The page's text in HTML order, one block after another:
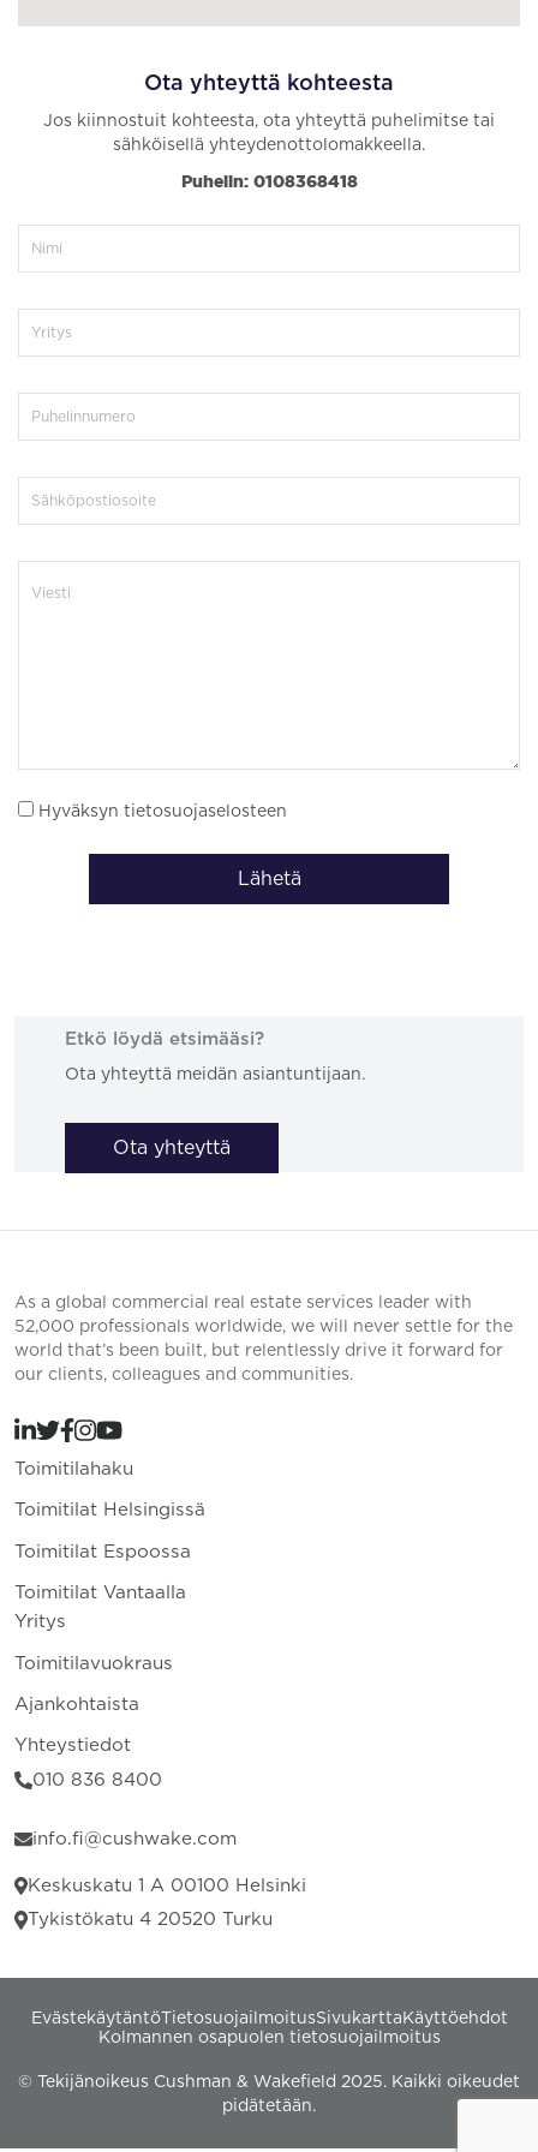
Ota yhteyttä kohteesta
Jos kiinnostuit kohteesta, ota yhteyttä puhelimitse tai
sähköisellä yhteydenottolomakkeella.
Puhelin: 0108368418
Hyväksyn tietosuojaselosteen
Lähetä
Etkö löydä etsimääsi?
Ota yhteyttä meidän asiantuntijaan.
Ota yhteyttä
As a global commercial real estate services leader with
52,000 professionals worldwide, we will never settle for the
world that’s been built, but relentlessly drive it forward for
our clients, colleagues and communities.
Toimitilahaku
Toimitilat Helsingissä
Toimitilat Espoossa
Toimitilat Vantaalla
Yritys
Toimitilavuokraus
Ajankohtaista
Yhteystiedot
010 836 8400
info.fi@cushwake.com
Keskuskatu 1 A 00100 Helsinki
Tykistökatu 4 20520 Turku
EvästekäytäntöTietosuojailmoitusSivukartta Käyttöehdot
Kolmannen osapuolen tietosuojailmoitus
© Tekijänoikeus Cushman & Wakefield 2025. Kaikki oikeudet
pidätetään.